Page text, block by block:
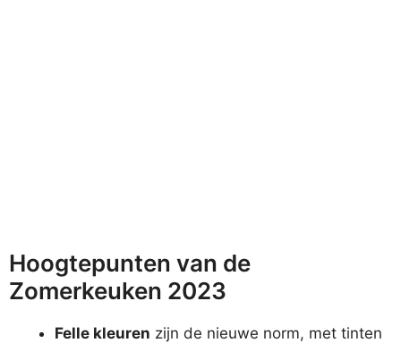
Hoogtepunten van de
Zomerkeuken 2023
Felle kleuren zijn de nieuwe norm, met tinten